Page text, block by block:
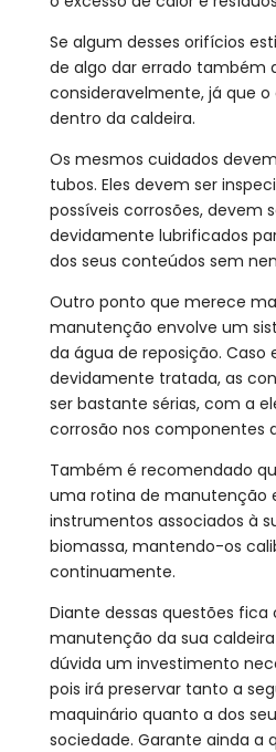
Se algum desses orifícios
de algo dar errado também
consideravelmente, já que
dentro da caldeira.
Os mesmos cuidados
tubos. Eles devem ser
possíveis corrosões, devem
devidamente lubrificados
dos seus conteúdos sem
Outro ponto que merece
manutenção envolve um
da água de reposição. Caso
devidamente tratada, as
ser bastante sérias, com a
corrosão nos componentes
Também é recomendado
uma rotina de manutenção
instrumentos associados à
biomassa, mantendo-os
continuamente.
Diante dessas questões fica
manutenção da sua
dúvida um investimento
pois irá preservar tanto a
maquinário quanto a dos
sociedade. Garante ainda a